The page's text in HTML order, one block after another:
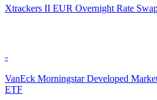
Xtrackers II EUR Overnight Rate
-
VanEck Morningstar Developed
ETF